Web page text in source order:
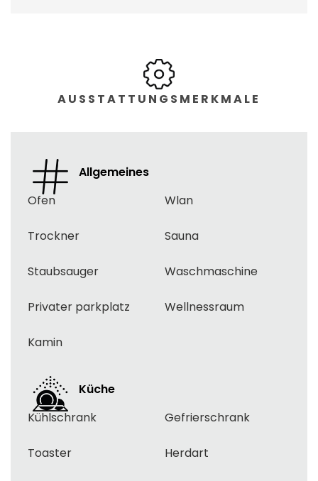
AUSSTATTUNGSMERKMALE
Allgemeines
Ofen
Wlan
Trockner Sauna
Staubsauger Waschmaschine
Privater parkplatz Wellnessraum
Kamin
Küche
Kühlschrank
Gefrierschrank
Toaster Herdart